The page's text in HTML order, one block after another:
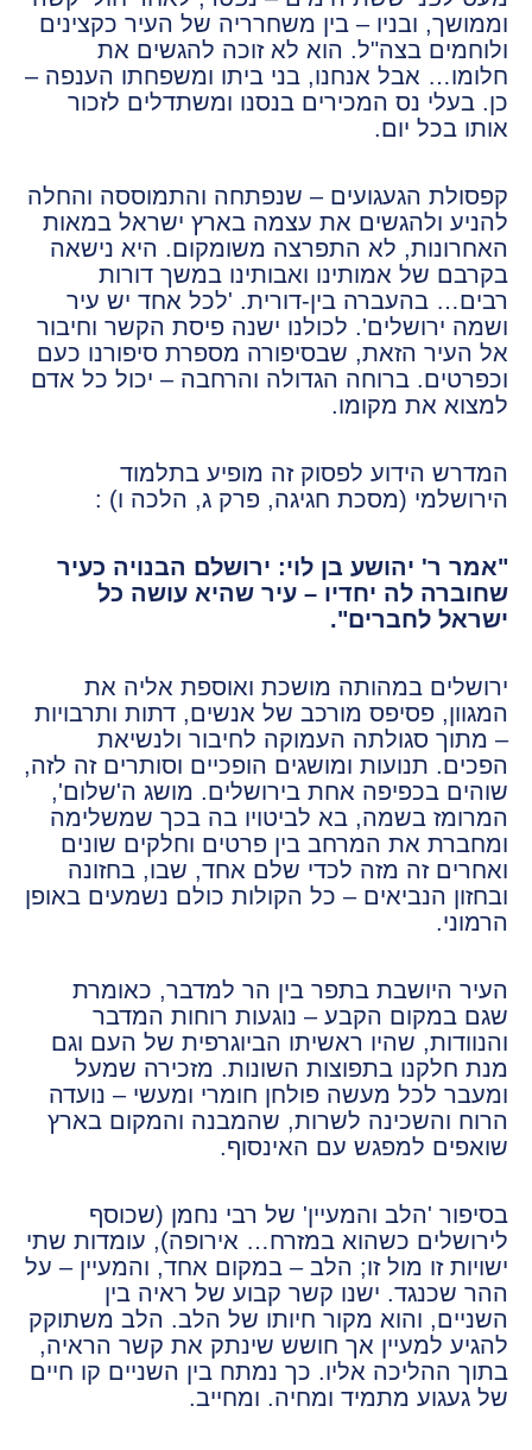
וממושך, ובניו – בין משחרריה של העיר כקצינים
ולוחמים בצה"ל. הוא לא זוכה להגשים את
חלומו… אבל אנחנו, בני ביתו ומשפחתו הענפה –
כן. בעלי נס המכירים בנסנו ומשתדלים לזכור
אותו בכל יום.
קפסולת הגעגועים – שנפתחה והתמוססה והחלה
להניע ולהגשים את עצמה בארץ ישראל במאות
האחרונות, לא התפרצה משומקום. היא נישאה
בקרבם של אמותינו ואבותינו במשך דורות
רבים… בהעברה בין-דורית. 'לכל אחד יש עיר
ושמה ירושלים'. לכולנו ישנה פיסת הקשר וחיבור
אל העיר הזאת, שבסיפורה מספרת סיפורנו כעם
וכפרטים. ברוחה הגדולה והרחבה – יכול כל אדם
למצוא את מקומו.
המדרש הידוע לפסוק זה מופיע בתלמוד
הירושלמי (מסכת חגיגה, פרק ג, הלכה ו) :
"אמר ר' יהושע בן לוי: ירושלם הבנויה כעיר
שחוברה לה יחדיו – עיר שהיא עושה כל
ישראל לחברים".
ירושלים במהותה מושכת ואוספת אליה את
המגוון, פסיפס מורכב של אנשים, דתות ותרבויות
– מתוך סגולתה העמוקה לחיבור ולנשיאת
הפכים. תנועות ומושגים הופכיים וסותרים זה לזה,
שוהים בכפיפה אחת בירושלים. מושג ה'שלום',
המרומז בשמה, בא לביטויו בה בכך שמשלימה
ומחברת את המרחב בין פרטים וחלקים שונים
ואחרים זה מזה לכדי שלם אחד, שבו, בחזונה
ובחזון הנביאים – כל הקולות כולם נשמעים באופן
הרמוני.
העיר היושבת בתפר בין הר למדבר, כאומרת
שגם במקום הקבע – נוגעות רוחות המדבר
והנוודות, שהיו ראשיתו הביוגרפית של העם וגם
מנת חלקנו בתפוצות השונות. מזכירה שמעל
ומעבר לכל מעשה פולחן חומרי ומעשי – נועדה
הרוח והשכינה לשרות, שהמבנה והמקום בארץ
שואפים למפגש עם האינסוף.
בסיפור 'הלב והמעיין' של רבי נחמן (שכוסף
לירושלים כשהוא במזרח… אירופה), עומדות שתי
ישויות זו מול זו; הלב – במקום אחד, והמעיין – על
ההר שכנגד. ישנו קשר קבוע של ראיה בין
השניים, והוא מקור חיותו של הלב. הלב משתוקק
להגיע למעיין אך חושש שינתק את קשר הראיה,
בתוך ההליכה אליו. כך נמתח בין השניים קו חיים
של געגוע מתמיד ומחיה. ומחייב.